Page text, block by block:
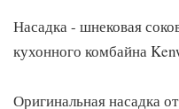
Насадка - шнековая
кухонного комбайна
Оригинальная насадка